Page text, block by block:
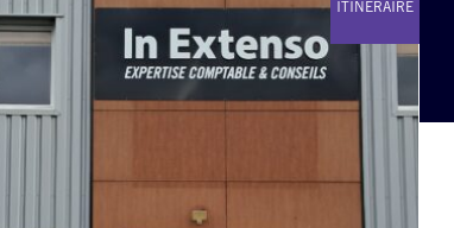
ITINERAIRE